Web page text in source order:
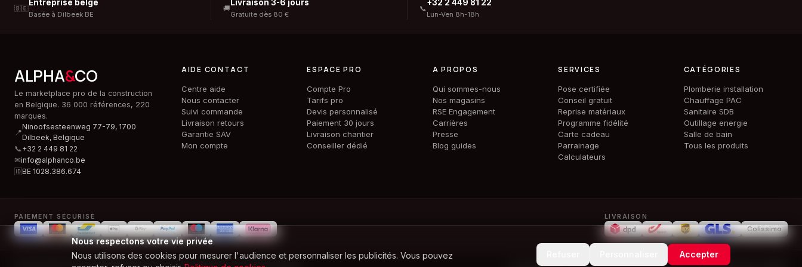
🇧🇪
Entreprise belge
Basée à Dilbeek BE
🚚
Livraison 3-6 jours
Gratuite dès 80 €
📞
+32 2 449 81 22
Lun-Ven 8h-18h
ALPHA&CO
Le marketplace pro de la construction
en Belgique. 36 000 références, 220
marques.
📍
Ninoofsesteenweg 77-79, 1700
Dilbeek, Belgique
📞+32 2 449 81 22
✉info@alphanco.be
🆔BE 1028.386.674
AIDE CONTACT
Centre aide
Nous contacter
Suivi commande
Livraison retours
Garantie SAV
Mon compte
ESPACE PRO
Compte Pro
Tarifs pro
Devis personnalisé
Paiement 30 jours
Livraison chantier
Conseiller dédié
A PROPOS
Qui sommes-nous
Nos magasins
RSE Engagement
Carrières
Presse
Blog guides
SERVICES
Pose certifiée
Conseil gratuit
Reprise matériaux
Programme fidélité
Carte cadeau
Parrainage
Calculateurs
CATÉGORIES
Plomberie installation
Chauffage PAC
Sanitaire SDB
Outillage energie
Salle de bain
Tous les produits
PAIEMENT SÉCURISÉ LIVRAISON
Colissimo
Nous respectons votre vie privée
Nous utilisons des cookies pour mesurer l'audience et personnaliser les publicités. Vous pouvez
Accepter